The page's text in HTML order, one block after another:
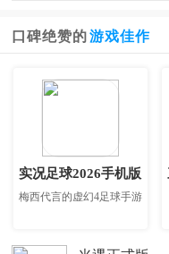
口碑绝赞的 游戏佳作
实况足球2026手机版
梅西代言的虚幻4足球手游